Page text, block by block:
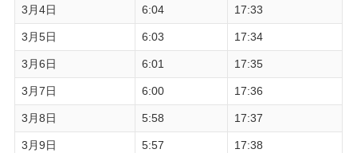
3月4日 6:04 17:33
3月5日 6:03 17:34
3月6日 6:01 17:35
3月7日 6:00 17:36
3月8日 5:58 17:37
3月9日 5:57 17:38